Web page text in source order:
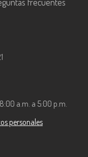
a.m. a 5:00 p.m.
personales